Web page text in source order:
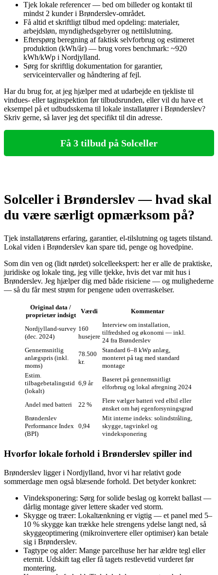
Tjek lokale referencer — bed om billeder og kontakt til
mindst 2 kunder i Brønderslev‑området.
Få altid et skriftligt tilbud med opdeling: materialer,
arbejdsløn, myndighedsgebyrer og nettilslutning.
Efterspørg beregning af faktisk selvforbrug og estimeret
produktion (kWh/år) — brug vores benchmark: ~920
kWh/kWp i Nordjylland.
Sørg for skriftlig dokumentation for garantier,
serviceintervaller og håndtering af fejl.
Har du brug for, at jeg hjælper med at udarbejde en tjekliste til
vindues‑ eller taginspektion før tilbudsrunden, eller vil du have et
eksempel på et udbudsskema til lokale installatører i Brønderslev?
Skriv gerne, så laver jeg det specifikt til din adresse.
Få 3 tilbud på Solceller
Solceller i Brønderslev — hvad skal
du være særligt opmærksom på?
Tjek installatørens erfaring, garantier, el‑tilslutning og tagets tilstand.
Lokal viden i Brønderslev kan spare tid, penge og hovedpine.
Som din ven og (lidt nørdet) solcelleekspert: her er alle de praktiske,
juridiske og lokale ting, jeg ville tjekke, hvis det var mit hus i
Brønderslev. Jeg hjælper dig med både risiciene — og mulighederne
— så du får mest strøm for pengene uden overraskelser.
Original data /
proprietær indsigt
Værdi Kommentar
Nordjylland‑survey
(dec. 2024)
160
husejere
Interview om installation,
tilfredshed og økonomi — inkl.
24 fra Brønderslev
Gennemsnitlig
anlægspris (inkl.
moms)
78.500
kr.
Standard 6–8 kWp anlæg,
monteret på tag med standard
montage
Estim.
tilbagebetalingstid
(lokalt)
6,9 år
Baseret på gennemsnitligt
elforbrug og lokal afregning 2024
Andel med batteri 22 %
Flere vælger batteri ved elbil eller
ønsket om høj egenforsyningsgrad
Brønderslev
Performance Index
(BPI)
0,94
Mit interne indeks: solindstråling,
skygge, tagvinkel og
vindeksponering
Hvorfor lokale forhold i Brønderslev spiller ind
Brønderslev ligger i Nordjylland, hvor vi har relativt gode
sommerdage men også blæsende forhold. Det betyder konkret:
Vindeksponering: Sørg for solide beslag og korrekt ballast —
dårlig montage giver lettere skader ved storm.
Skygge og træer: Lokaltænkning er vigtig — et panel med 5–
10 % skygge kan trække hele strengens ydelse langt ned, så
skyggeoptimering (mikroinvertere eller optimiser) kan betale
sig i Brønderslev.
Tagtype og alder: Mange parcelhuse her har ældre tegl eller
eternit. Udskift tag eller få tagets restlevetid vurderet før
montering.